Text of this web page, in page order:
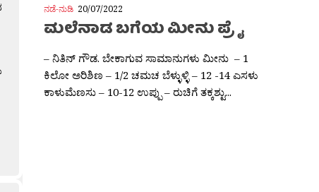
ನಡೆ-ನುಡಿ 20/07/2022
ಮಲೆನಾಡ ಬಗೆಯ ಮೀನು ಪ್ರೈ
– ನಿತಿನ್ ಗೌಡ. ಬೇಕಾಗುವ ಸಾಮಾನುಗಳು ಮೀನು – 1
ಕಿಲೋ ಅರಿಶಿಣ – 1/2 ಚಮಚ ಬೆಳ್ಳುಳ್ಳಿ – 12 -14 ಎಸಳು
ಕಾಳುಮೆಣಸು – 10-12 ಉಪ್ಪು – ರುಚಿಗೆ ತಕ್ಕಶ್ಟು...